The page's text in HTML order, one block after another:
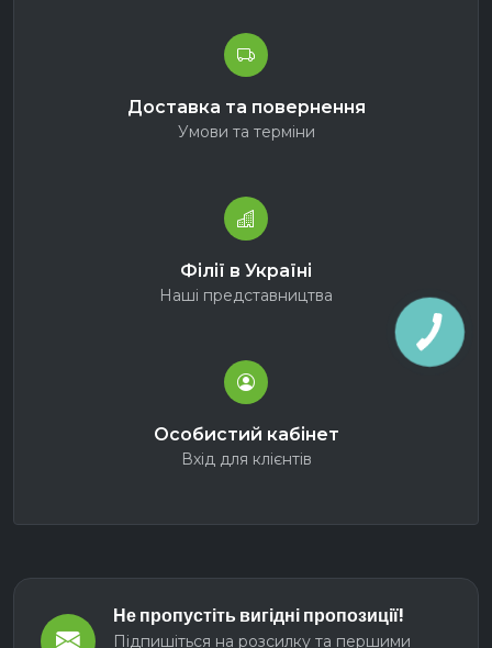
Доставка та повернення
Умови та терміни
Філії в Україні
Наші представництва
Особистий кабінет
Вхід для клієнтів
Не пропустіть вигідні пропозиції!
Підпишіться на розсилку та першими